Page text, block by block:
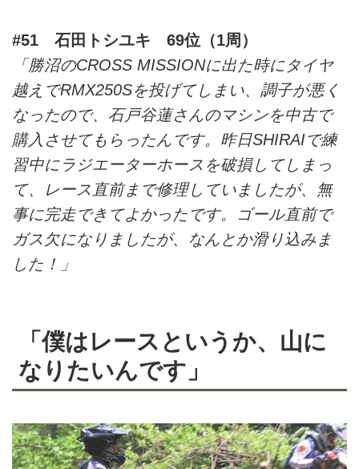
#51 石田トシユキ 69位（1周）
「勝沼のCROSS MISSIONに出た時にタイヤ
越えでRMX250Sを投げてしまい、調子が悪く
なったので、石戸谷蓮さんのマシンを中古で
購入させてもらったんです。昨日SHIRAIで練
習中にラジエーターホースを破損してしまっ
て、レース直前まで修理していましたが、無
事に完走できてよかったです。ゴール直前で
ガス欠になりましたが、なんとか滑り込みま
した！」
「僕はレースというか、山に
なりたいんです」